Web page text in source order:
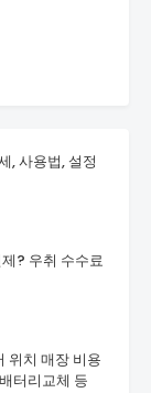
, 사용법, 설정
? 우취 수수료
위치 매장 비용
터리교체 등